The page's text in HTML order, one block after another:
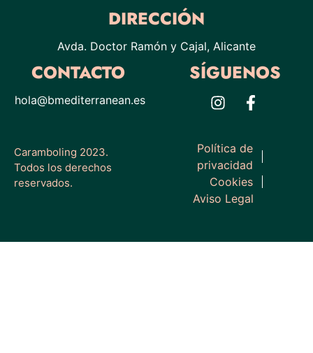
DIRECCIÓN
Avda. Doctor Ramón y Cajal, Alicante
CONTACTO
hola@bmediterranean.es
SÍGUENOS
Caramboling 2023.
Todos los derechos
reservados.
Política de
privacidad
Cookies
Aviso Legal